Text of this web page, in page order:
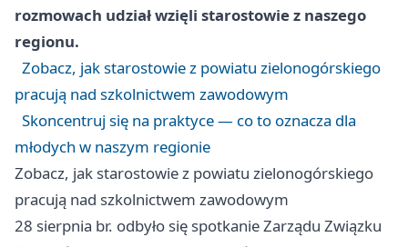
rozmowach udział wzięli starostowie z naszego
regionu.
Zobacz, jak starostowie z powiatu zielonogórskiego
pracują nad szkolnictwem zawodowym
Skoncentruj się na praktyce — co to oznacza dla
młodych w naszym regionie
Zobacz, jak starostowie z powiatu zielonogórskiego
pracują nad szkolnictwem zawodowym
28 sierpnia br. odbyło się spotkanie Zarządu Związku